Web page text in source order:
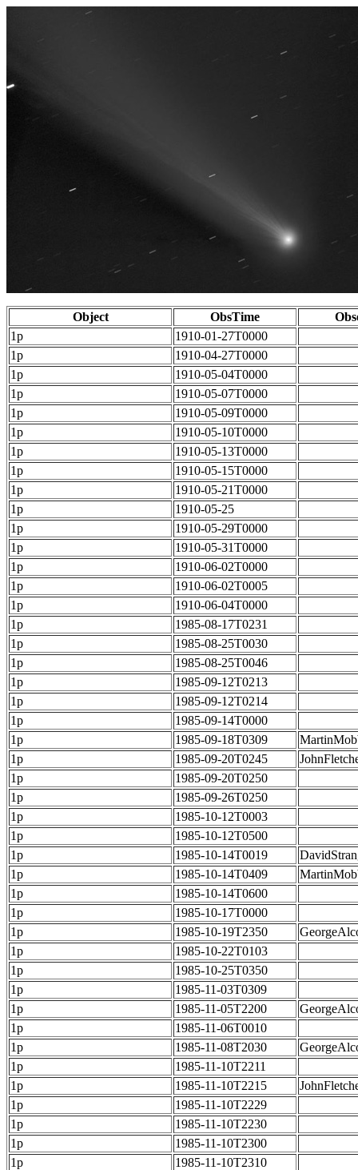
Object ObsTime
1p
1910-01-27T0000
1p
1910-04-27T0000
1p
1910-05-04T0000
1p
1910-05-07T0000
1p
1910-05-09T0000
1p
1910-05-10T0000
1p
1910-05-13T0000
1p
1910-05-15T0000
1p
1910-05-21T0000
1p
1910-05-25
1p
1910-05-29T0000
1p
1910-05-31T0000
1p
1910-06-02T0000
1p
1910-06-02T0005
1p
1910-06-04T0000
1p
1985-08-17T0231
1p
1985-08-25T0030
1p
1985-08-25T0046
1p
1985-09-12T0213
1p
1985-09-12T0214
1p
1985-09-14T0000
1p
1985-09-18T0309
1p
1985-09-20T0245
1p
1985-09-20T0250
1p
1985-09-26T0250
1p
1985-10-12T0003
1p
1985-10-12T0500
1p
1985-10-14T0019
1p
1985-10-14T0409
1p
1985-10-14T0600
1p
1985-10-17T0000
1p
1985-10-19T2350
1p
1985-10-22T0103
1p
1985-10-25T0350
1p
1985-11-03T0309
1p
1985-11-05T2200
1p
1985-11-06T0010
1p
1985-11-08T2030
1p
1985-11-10T2211
1p
1985-11-10T2215
1p
1985-11-10T2229
1p
1985-11-10T2230
1p
1985-11-10T2300
1p
1985-11-10T2310